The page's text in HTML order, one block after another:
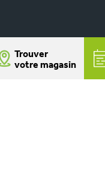
Trouver
votre magasin